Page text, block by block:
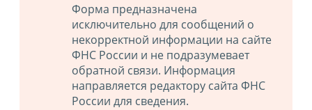
Форма предназначена
исключительно для сообщений о
некорректной информации на сайте
ФНС России и не подразумевает
обратной связи. Информация
направляется редактору сайта ФНС
России для сведения.